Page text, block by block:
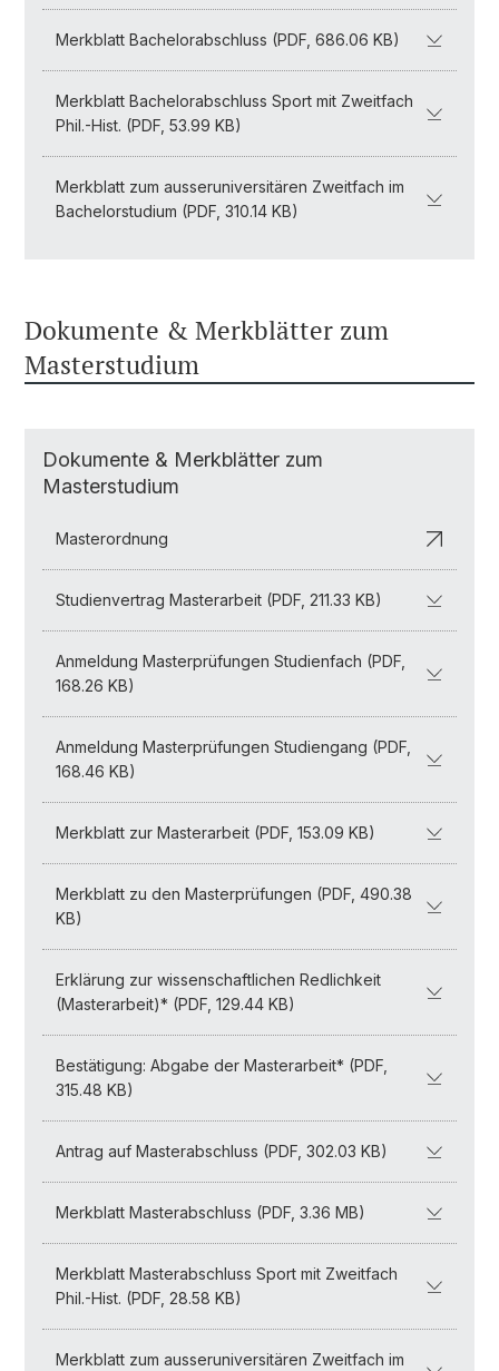
Merkblatt Bachelorabschluss (PDF, 686.06 KB)
Merkblatt Bachelorabschluss Sport mit Zweitfach
Phil.-Hist. (PDF, 53.99 KB)
Merkblatt zum ausseruniversitären Zweitfach im
Bachelorstudium (PDF, 310.14 KB)
Dokumente & Merkblätter zum
Masterstudium
Dokumente & Merkblätter zum
Masterstudium
Masterordnung
Studienvertrag Masterarbeit (PDF, 211.33 KB)
Anmeldung Masterprüfungen Studienfach (PDF,
168.26 KB)
Anmeldung Masterprüfungen Studiengang (PDF,
168.46 KB)
Merkblatt zur Masterarbeit (PDF, 153.09 KB)
Merkblatt zu den Masterprüfungen (PDF, 490.38
KB)
Erklärung zur wissenschaftlichen Redlichkeit
(Masterarbeit)* (PDF, 129.44 KB)
Bestätigung: Abgabe der Masterarbeit* (PDF,
315.48 KB)
Antrag auf Masterabschluss (PDF, 302.03 KB)
Merkblatt Masterabschluss (PDF, 3.36 MB)
Merkblatt Masterabschluss Sport mit Zweitfach
Phil.-Hist. (PDF, 28.58 KB)
Merkblatt zum ausseruniversitären Zweitfach im